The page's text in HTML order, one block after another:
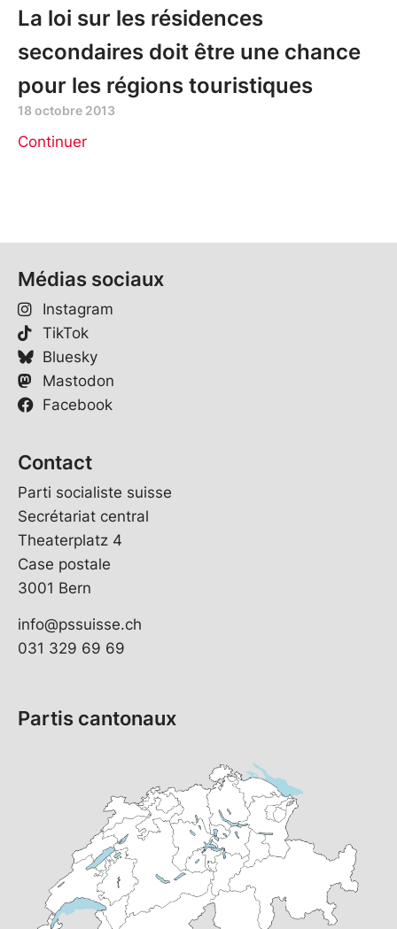
La loi sur les résidences
secondaires doit être une chance
pour les régions touristiques
18 octobre 2013
Continuer
Médias sociaux
Instagram
TikTok
Bluesky
Mastodon
Facebook
Contact
Parti socialiste suisse
Secrétariat central
Theaterplatz 4
Case postale
3001 Bern
info@pssuisse.ch
031 329 69 69
Partis cantonaux